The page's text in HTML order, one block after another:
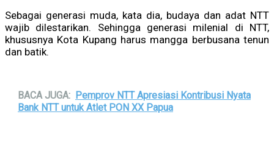
Sebagai generasi muda, kata dia, budaya dan adat NTT
wajib dilestarikan. Sehingga generasi milenial di NTT,
khususnya Kota Kupang harus mangga berbusana tenun
dan batik.
BACA JUGA: Pemprov NTT Apresiasi Kontribusi Nyata
Bank NTT untuk Atlet PON XX Papua